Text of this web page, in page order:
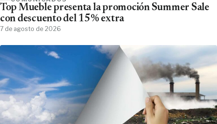
Top Mueble presenta la promoción Summer Sale
con descuento del 15% extra
7 de agosto de 2026